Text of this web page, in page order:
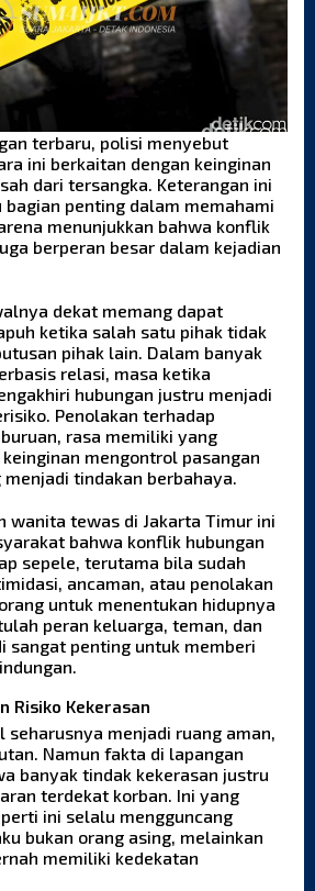
terbaru, polisi menyebut
ini berkaitan dengan keinginan
dari tersangka. Keterangan ini
bagian penting dalam memahami
menunjukkan bahwa konflik
berperan besar dalam kejadian
dekat memang dapat
ketika salah satu pihak tidak
pihak lain. Dalam banyak
relasi, masa ketika
hubungan justru menjadi
Penolakan terhadap
rasa memiliki yang
mengontrol pasangan
tindakan berbahaya.
wanita tewas di Jakarta Timur ini
bahwa konflik hubungan
sepele, terutama bila sudah
ancaman, atau penolakan
untuk menentukan hidupnya
peran keluarga, teman, dan
sangat penting untuk memberi
Risiko Kekerasan
seharusnya menjadi ruang aman,
Namun fakta di lapangan
banyak tindak kekerasan justru
terdekat korban. Ini yang
ini selalu mengguncang
bukan orang asing, melainkan
memiliki kedekatan